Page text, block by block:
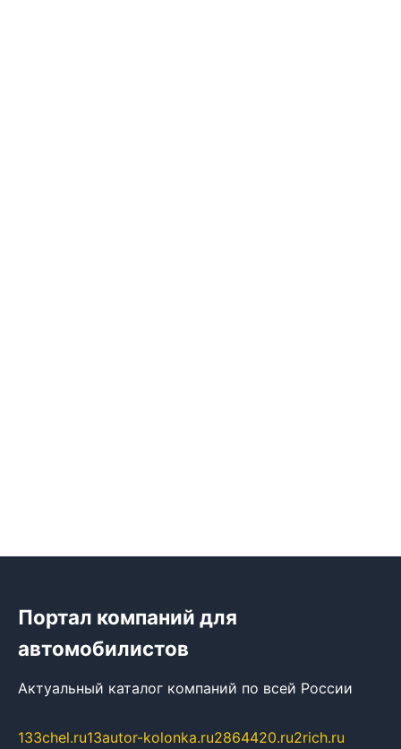
Портал компаний для
автомобилистов
Актуальный каталог компаний по всей России
133chel.ru13autor-kolonka.ru2864420.ru2rich.ru